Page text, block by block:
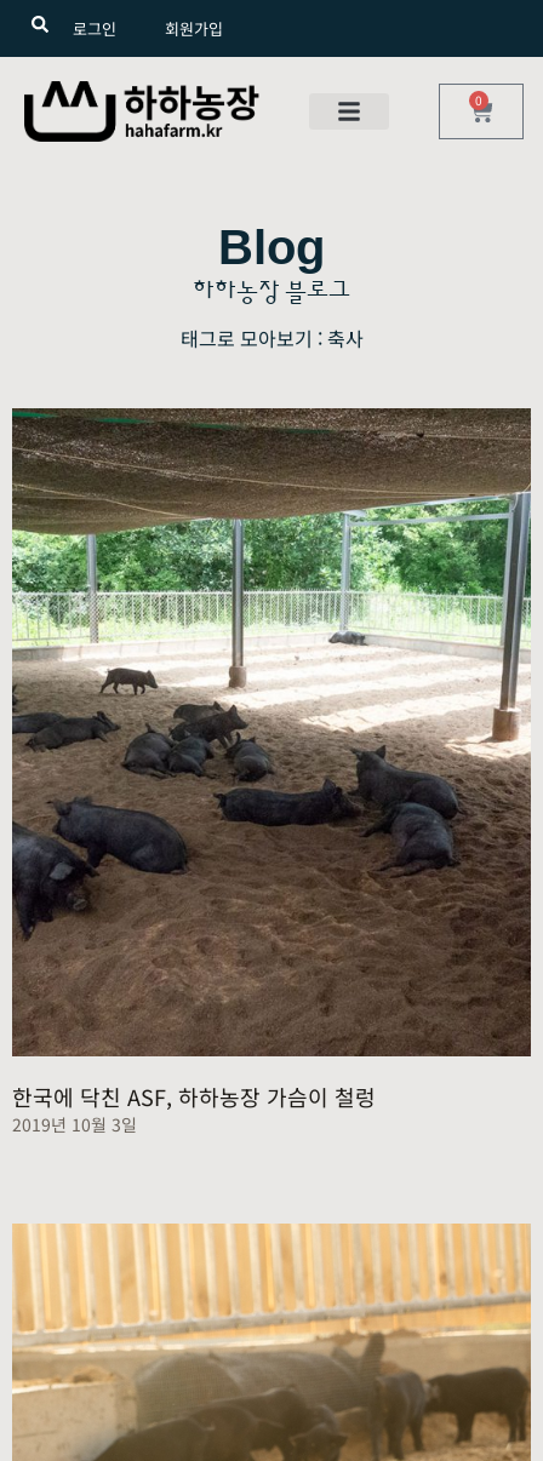
로그인 회원가입
0
Blog
하하농장 블로그
태그로 모아보기 : 축사
한국에 닥친 ASF, 하하농장 가슴이 철렁
2019년 10월 3일